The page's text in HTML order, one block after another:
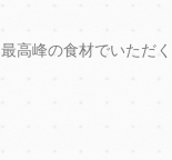
高峰の食材でいただく